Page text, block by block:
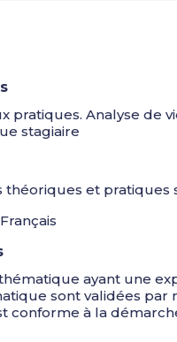
pratiques. Analyse de
stagiaire
et pratiques
Français
ayant une
sont validées
conforme à la